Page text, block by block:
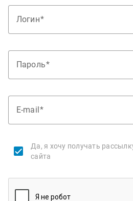
Логин
Пароль
E-mail
Да, я хочу получать
сайта